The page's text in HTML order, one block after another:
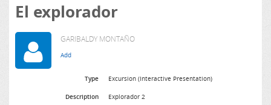
El explorador
GARIBALDY MONTAÑO
Type Excursion (Interactive Presentation)
Description Explorador 2